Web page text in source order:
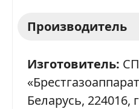
Производитель
Изготовитель:
Беларусь, 224016,